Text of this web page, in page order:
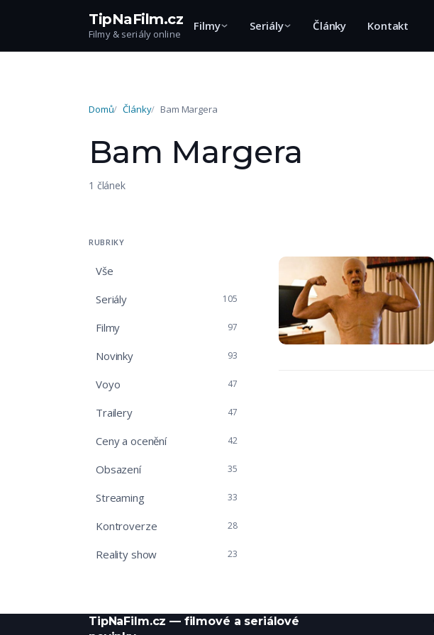
TipNaFilm.cz
Filmy & seriály online
Filmy Seriály Články Kontakt
Domů Články Bam Margera
Bam Margera
1 článek
RUBRIKY
Vše
Seriály
105
Filmy 97
Novinky 93
Voyo 47
Trailery 47
Ceny a ocenění 42
Obsazení 35
Streaming 33
Kontroverze 28
Reality show 23
TipNaFilm.cz — filmové a seriálové